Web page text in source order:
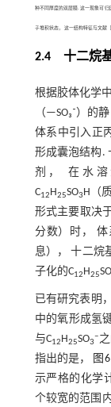
种不同厚度的双层膜. 这一现象可归
子堆积状态， 这一结构特征与文献［
2.4 十二烷
根据胶体化学
（—SO₃⁻）的
体系中引入正
形成囊泡结构.
剂， 在水溶
C12H25SO3H（
形式主要取决
分数）时， 体
息）， 十二烷
子化的C12H25SO
已有研究表明
中的氧形成氢
与C12H25SO3
‒
指出的是，
图6
示严格的化学
个较宽的范围